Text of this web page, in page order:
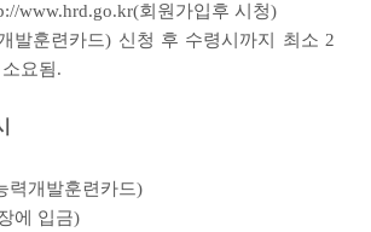
www.hrd.go.kr(회원가입후 시청)
발훈련카드) 신청 후 수령시까지 최소 2
요됨.
력개발훈련카드)
에 입금)